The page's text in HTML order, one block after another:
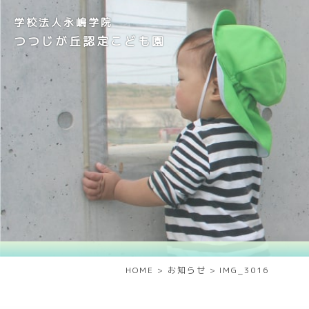
学校法人永嶋学院
つつじが丘認定こども園
HOME > お知らせ > IMG_3016